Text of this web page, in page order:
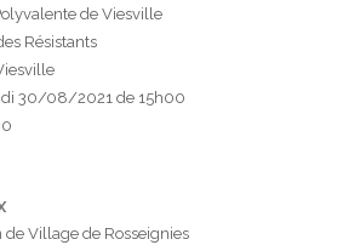
de Viesville
Résistants
30/08/2021 de 15h00
de Village de Rosseignies